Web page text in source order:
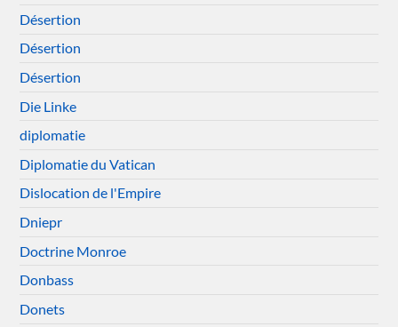
Désertion
Désertion
Désertion
Die Linke
diplomatie
Diplomatie du Vatican
Dislocation de l'Empire
Dniepr
Doctrine Monroe
Donbass
Donets